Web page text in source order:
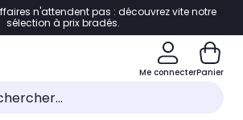
à la navigation
au pied de page
au chatbot
n'attendent pas : découvrez vite notre
sélection à prix bradés.
Me connecterPanier